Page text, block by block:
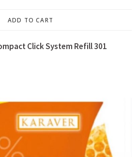
ADD TO CART
Click System Refill 301